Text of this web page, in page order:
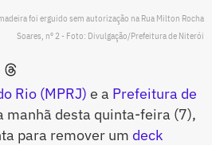
foi erguido sem autorização na Rua Milton Rocha
Soares, nº 2 - Foto: Divulgação/Prefeitura de Niterói
Rio (MPRJ) e a Prefeitura de
manhã desta quinta-feira (7),
para remover um deck